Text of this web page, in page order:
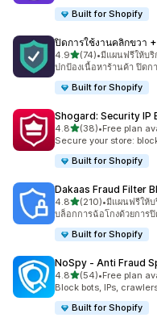
Built for Shopify
ปิดการใช้งานคลิกขวา +
4.9เต็ม 5 ดาว
(74)
ทั้งหมด 74 รีวิว
•มีแผนฟรีให้บริ
ปกป้องเนื้อหาร้านค้า ปิดก
Built for Shopify
Shogard: Security IP
4.8เต็ม 5 ดาว
(38)
ทั้งหมด 38 รีวิว
•Free plan
Secure your store:
Built for Shopify
Dakaas Fraud Filter
4.8เต็ม 5 ดาว
(210)
ทั้งหมด 210 รีวิว
•มีแผนฟรีให้บ
บล็อกการฉ้อโกงด้วยการ
Built for Shopify
NoSpy ‑ Anti Fraud
4.8เต็ม 5 ดาว
(54)
ทั้งหมด 54 รีวิว
•Free plan
Block bots, IPs,
Built for Shopify